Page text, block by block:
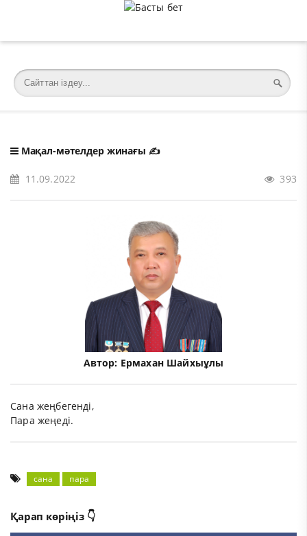
Мақал-мәтелдер жинағы ✍️
11.09.2022 393
Автор: Ермахан Шайхыұлы
Сана жеңбегенді,
Пара жеңеді.
сана пара
Қарап көріңіз 👇